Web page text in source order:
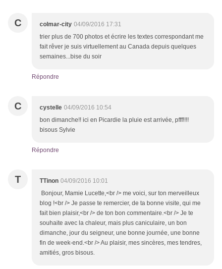
C colmar-city 04/09/2016 17:31
trier plus de 700 photos et écrire les textes correspondant me
fait rêver je suis virtuellement au Canada depuis quelques
semaines...bise du soir
Répondre
C cystelle 04/09/2016 10:54
bon dimanche!! ici en Picardie la pluie est arrivée, pfff!!!!
bisous Sylvie
Répondre
T TTinon 04/09/2016 10:01
Bonjour, Mamie Lucette,<br /> me voici, sur ton merveilleux
blog !<br /> Je passe te remercier, de ta bonne visite, qui me
fait bien plaisir,<br /> de ton bon commentaire.<br /> Je te
souhaite avec la chaleur, mais plus caniculaire, un bon
dimanche, jour du seigneur, une bonne journée, une bonne
fin de week-end.<br /> Au plaisir, mes sincères, mes tendres,
amitiés, gros bisous.